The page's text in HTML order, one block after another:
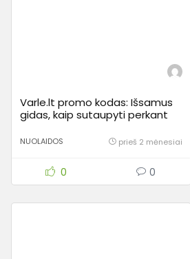
Varle.lt promo kodas: Išsamus
gidas, kaip sutaupyti perkant
NUOLAIDOS prieš 2 mėnesiai
0 0